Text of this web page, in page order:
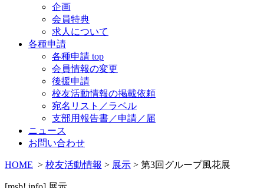
企画
会員特典
求人について
各種申請
各種申請 top
会員情報の変更
後援申請
校友活動情報の掲載依頼
宛名リスト／ラベル
支部用報告書／申請／届
ニュース
お問い合わせ
HOME > 校友活動情報 > 展示 > 第3回グループ風花展